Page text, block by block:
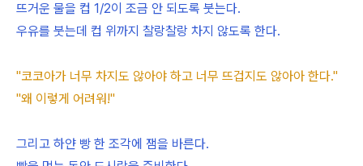
뜨거운 물을 컵 1/2이 조금 안 되도록 붓는다.
우유를 붓는데 컵 위까지 찰랑찰랑 차지 않도록 한다.
"코코아가 너무 차지도 않아야 하고 너무 뜨겁지도 않아아 한다."
"왜 이렇게 어려워!"
그리고 하얀 빵 한 조각에 잼을 바른다.